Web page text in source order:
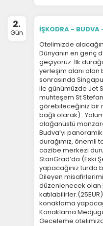
2.
Gün
İŞKODRA - BUDVA
Otelimizde
Dünyanın en genç
geçiyoruz. İlk
yerleşim alanı olan
sonrasında
ile günümüzde Jet
muhteşem St
görebileceğiniz bir
bağlı olarak) .
olağanüstü
Budva’yı
durağımız, önemli
cazibe merkezi
StariGrad’da (Eski
yapacağınız turda
Dileyen
düzenlenecek olan
konaklama
Konaklama
Geceleme